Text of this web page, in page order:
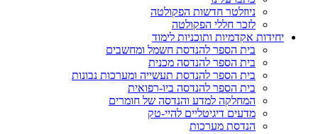
ניוזלטר חדשות הפקולטה
לזכר חללי הפקולטה
יחידות אקדמיות ותוכניות לימוד
בית הספר להנדסת חשמל ומחשבים
בית הספר להנדסה מכנית
בית הספר להנדסת תעשייה ומערכות נבונות
בית הספר להנדסה ביו-רפואית
המחלקה למדע והנדסה של חומרים
מדעים דיגיטליים להיי-טק
הנדסת מערכות